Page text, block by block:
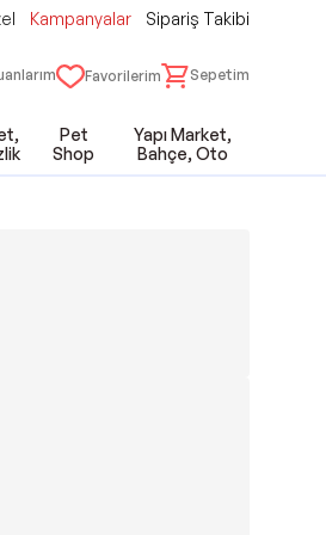
Kampanyalar Sipariş Takibi
Favorilerim Sepetim
Pet
Shop
Yapı Market,
Bahçe, Oto